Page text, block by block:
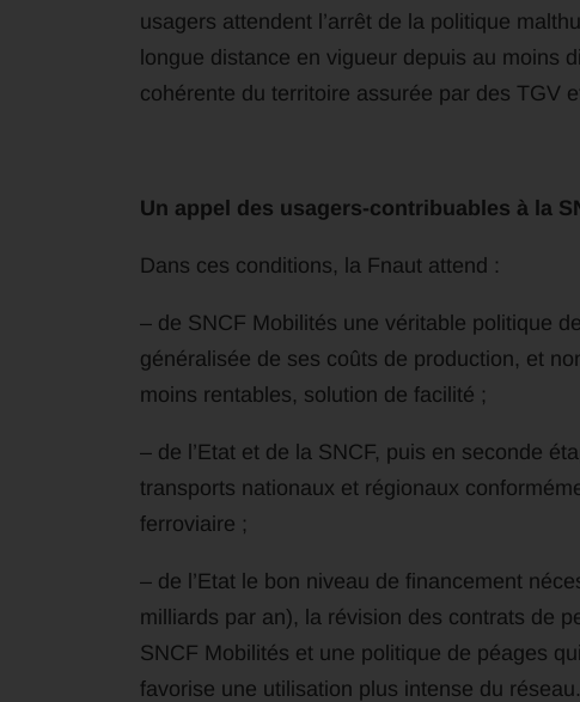
usagers attendent l’arrêt de la politique
longue distance en vigueur depuis au moins
cohérente du territoire assurée par des TGV
Un appel des usagers-contribuables à la
Dans ces conditions, la Fnaut attend :
– de SNCF Mobilités une véritable politique
généralisée de ses coûts de production, et
moins rentables, solution de facilité ;
– de l’Etat et de la SNCF, puis en seconde
transports nationaux et régionaux
ferroviaire ;
– de l’Etat le bon niveau de financement
milliards par an), la révision des contrats de
SNCF Mobilités et une politique de péages
favorise une utilisation plus intense du réseau.